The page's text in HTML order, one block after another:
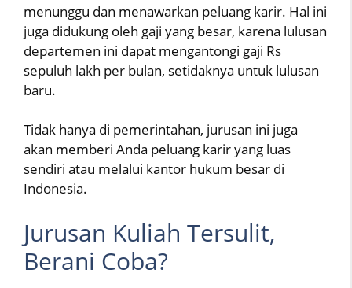
menunggu dan menawarkan peluang karir. Hal ini
juga didukung oleh gaji yang besar, karena lulusan
departemen ini dapat mengantongi gaji Rs
sepuluh lakh per bulan, setidaknya untuk lulusan
baru.
Tidak hanya di pemerintahan, jurusan ini juga
akan memberi Anda peluang karir yang luas
sendiri atau melalui kantor hukum besar di
Indonesia.
Jurusan Kuliah Tersulit,
Berani Coba?